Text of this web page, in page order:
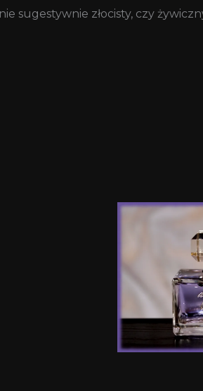
sugestywnie złocisty, czy